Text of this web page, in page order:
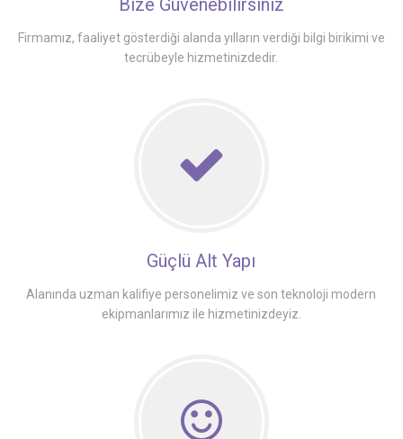
Bize Güvenebilirsiniz
Firmamız, faaliyet gösterdiği alanda yılların verdiği bilgi birikimi ve
tecrübeyle hizmetinizdedir.
Güçlü Alt Yapı
Alanında uzman kalifiye personelimiz ve son teknoloji modern
ekipmanlarımız ile hizmetinizdeyiz.